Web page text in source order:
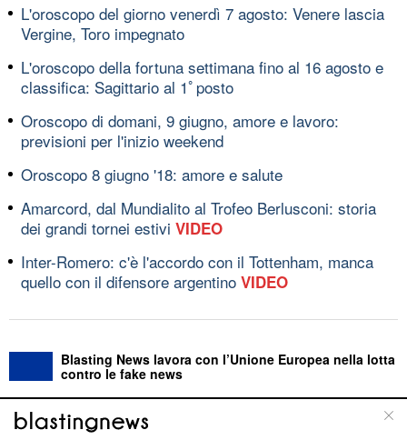
L'oroscopo del giorno venerdì 7 agosto: Venere lascia
Vergine, Toro impegnato
L'oroscopo della fortuna settimana fino al 16 agosto e
classifica: Sagittario al 1ﾟposto
Oroscopo di domani, 9 giugno, amore e lavoro:
previsioni per l'inizio weekend
Oroscopo 8 giugno '18: amore e salute
Amarcord, dal Mundialito al Trofeo Berlusconi: storia
dei grandi tornei estivi VIDEO
Inter-Romero: c'è l'accordo con il Tottenham, manca
quello con il difensore argentino VIDEO
Blasting News lavora con l’Unione Europea nella lotta
contro le fake news
ABOUT LINEA EDITORIALE